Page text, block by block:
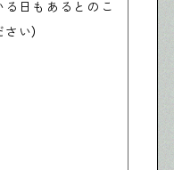
る日もあるとのこ
い）